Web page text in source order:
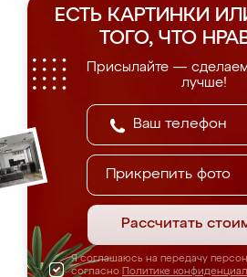
ЕСТЬ КАРТИНКИ
ТОГО, ЧТО
Присылайте —
лучше!
Прикрепить фото
Рассчитать
Я соглашаюсь на передачу
согласно Политике